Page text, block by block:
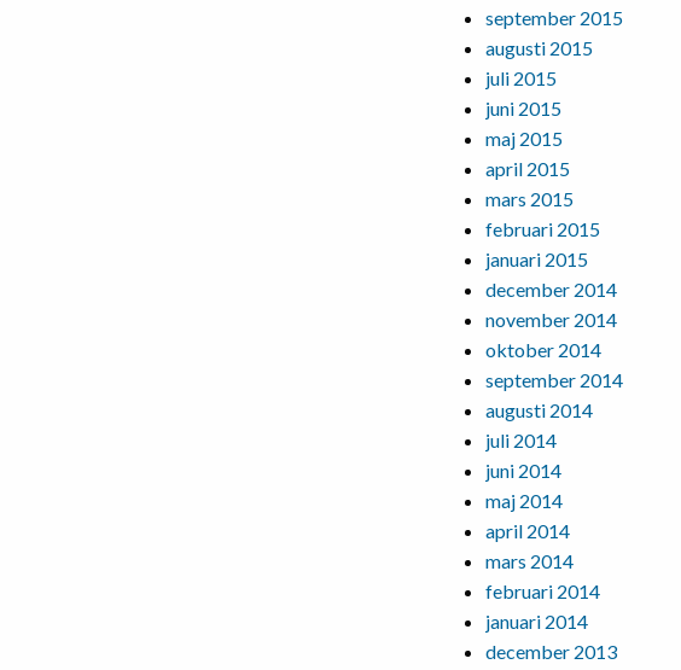
september 2015
augusti 2015
juli 2015
juni 2015
maj 2015
april 2015
mars 2015
februari 2015
januari 2015
december 2014
november 2014
oktober 2014
september 2014
augusti 2014
juli 2014
juni 2014
maj 2014
april 2014
mars 2014
februari 2014
januari 2014
december 2013